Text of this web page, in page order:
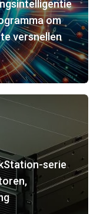
om
versnellen
serie